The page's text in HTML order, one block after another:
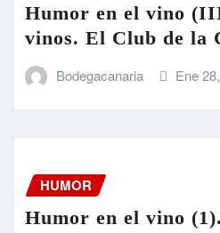
Humor en el vino
vinos. El Club de la
Bodegacanaria Ene
HUMOR
Humor en el vino